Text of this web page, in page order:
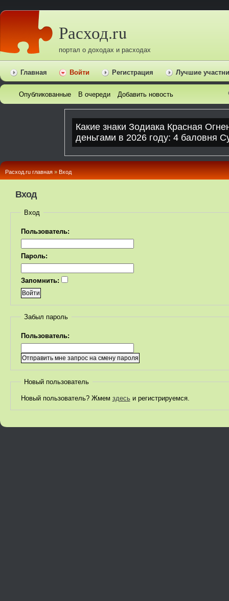
Расход.ru
портал о доходах и расходах
Главная Войти Регистрация Лучшие
Опубликованные В очереди Добавить новость
Расход.ru главная » Вход
Вход
Вход
Пользователь:
Пароль:
Запомнить:
Забыл пароль
Пользователь:
Новый пользователь
Новый пользователь? Жмем здесьи регистрируемся.